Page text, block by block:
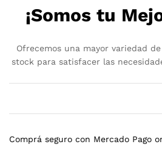
¡Somos tu
Ofrecemos una mayor variedad
stock para satisfacer las
Comprá seguro con Mercado Pago